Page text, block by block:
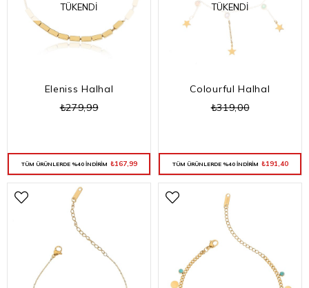
TÜKENDI
Eleniss Halhal
₺279,99
TÜM ÜRÜNLERDE %40 İNDİRİM ₺167,99
TÜKENDI
Colourful Halhal
₺319,00
TÜM ÜRÜNLERDE %40 İNDİRİM ₺191,40